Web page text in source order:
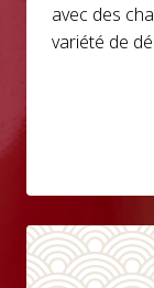
avec des
variété de
DETAILS